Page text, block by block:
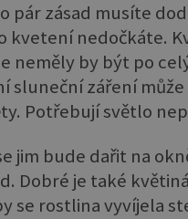
pár zásad musíte
kvetení nedočkáte.
neměly by být po
sluneční záření
Potřebují světlo
jim bude dařit na
Dobré je také
se rostlina vyvíjela